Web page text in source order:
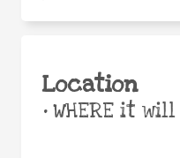
Location
•WHERE it